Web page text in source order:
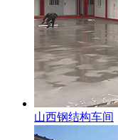
山西钢结构车间